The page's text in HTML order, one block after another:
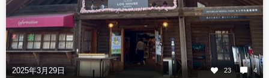
2025年3月29日 23 4